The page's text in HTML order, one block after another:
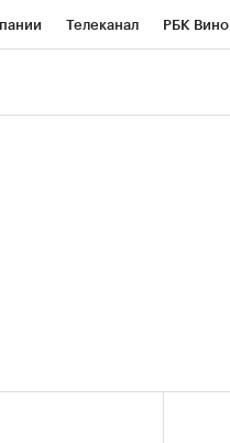
Телеканал РБК Вино